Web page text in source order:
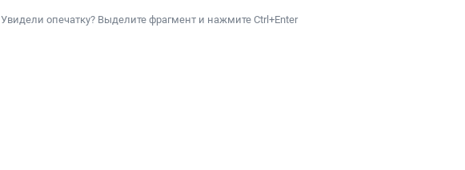
Увидели опечатку? Выделите фрагмент и нажмите Ctrl+Enter